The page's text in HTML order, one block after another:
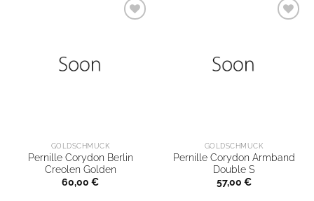
GOLDSCHMUCK
Pernille Corydon Berlin
Creolen Golden
60,00 €
GOLDSCHMUCK
Pernille Corydon Armband
Double S
57,00 €